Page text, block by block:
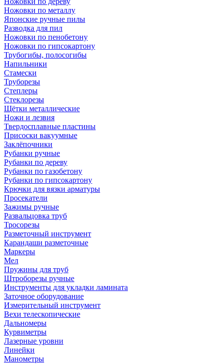
Ножовки по металлу
Японские ручные пилы
Разводка для пил
Ножовки по пенобетону
Ножовки по гипсокартону
Трубогибы, полосогибы
Напильники
Стамески
Труборезы
Степлеры
Стеклорезы
Щётки металлические
Ножи и лезвия
Твердосплавные пластины
Присоски вакуумные
Заклёпочники
Рубанки ручные
Рубанки по дереву
Рубанки по газобетону
Рубанки по гипсокартону
Крючки для вязки арматуры
Просекатели
Зажимы ручные
Развальцовка труб
Тросорезы
Разметочный инструмент
Карандаши разметочные
Маркеры
Мел
Пружины для труб
Штроборезы ручные
Инструменты для укладки ламината
Заточное оборудование
Измерительный инструмент
Вехи телескопические
Дальномеры
Курвиметры
Лазерные уровни
Линейки
Манометры